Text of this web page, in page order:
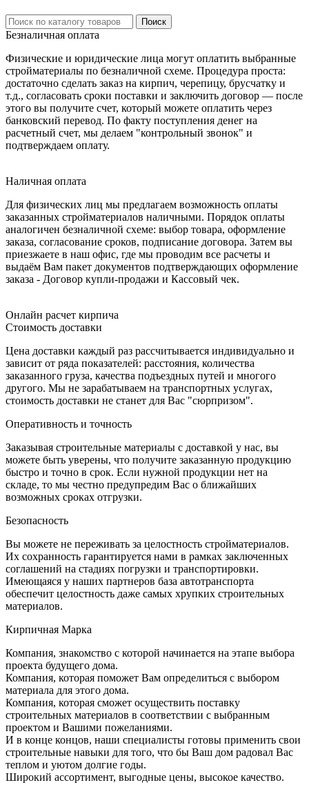
Безналичная оплата
Физические и юридические лица могут оплатить выбранные
стройматериалы по безналичной схеме. Процедура проста:
достаточно сделать заказ на кирпич, черепицу, брусчатку и
т.д., согласовать сроки поставки и заключить договор — после
этого вы получите счет, который можете оплатить через
банковский перевод. По факту поступления денег на
расчетный счет, мы делаем "контрольный звонок" и
подтверждаем оплату.
Наличная оплата
Для физических лиц мы предлагаем возможность оплаты
заказанных стройматериалов наличными. Порядок оплаты
аналогичен безналичной схеме: выбор товара, оформление
заказа, согласование сроков, подписание договора. Затем вы
приезжаете в наш офис, где мы проводим все расчеты и
выдаём Вам пакет документов подтверждающих оформление
заказа - Договор купли-продажи и Кассовый чек.
Онлайн расчет кирпича
Стоимость доставки
Цена доставки каждый раз рассчитывается индивидуально и
зависит от ряда показателей: расстояния, количества
заказанного груза, качества подъездных путей и многого
другого. Мы не зарабатываем на транспортных услугах,
стоимость доставки не станет для Вас "сюрпризом".
Оперативность и точность
Заказывая строительные материалы с доставкой у нас, вы
можете быть уверены, что получите заказанную продукцию
быстро и точно в срок. Если нужной продукции нет на
складе, то мы честно предупредим Вас о ближайших
возможных сроках отгрузки.
Безопасность
Вы можете не переживать за целостность стройматериалов.
Их сохранность гарантируется нами в рамках заключенных
соглашений на стадиях погрузки и транспортировки.
Имеющаяся у наших партнеров база автотранспорта
обеспечит целостность даже самых хрупких строительных
материалов.
Кирпичная Марка
Компания, знакомство с которой начинается на этапе выбора
проекта будущего дома.
Компания, которая поможет Вам определиться с выбором
материала для этого дома.
Компания, которая сможет осуществить поставку
строительных материалов в соответствии с выбранным
проектом и Вашими пожеланиями.
И в конце концов, наши специалисты готовы применить свои
строительные навыки для того, что бы Ваш дом радовал Вас
теплом и уютом долгие годы.
Широкий ассортимент, выгодные цены, высокое качество.